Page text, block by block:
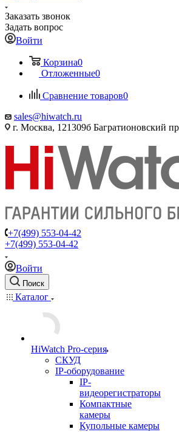
Заказать звонок
Задать вопрос
Войти
Корзина0
Отложенные0
Сравнение товаров0
sales@hiwatch.ru
г. Москва, 121309б Багратионовский
+7(499) 553-04-42
+7(499) 553-04-42
Войти
Поиск
Каталог
HiWatch Pro-серия
CКУД
IP-оборудование
IP-
видеорегистраторы
Компактные
камеры
Купольные камеры